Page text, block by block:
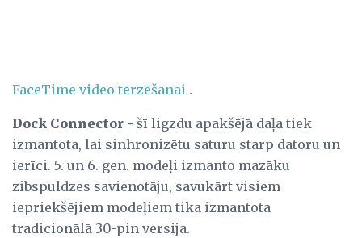
FaceTime video tērzēšanai .
Dock Connector - šī ligzdu apakšējā daļa tiek
izmantota, lai sinhronizētu saturu starp datoru un
ierīci. 5. un 6. gen. modeļi izmanto mazāku
zibspuldzes savienotāju, savukārt visiem
iepriekšējiem modeļiem tika izmantota
tradicionālā 30-pin versija.